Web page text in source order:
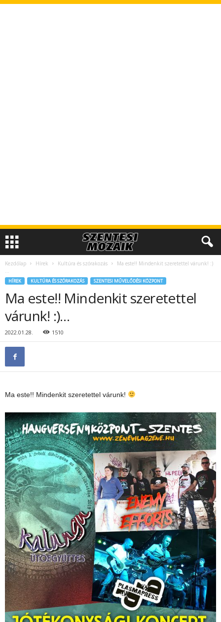
Kezdőlap Hírek Kultúra és szórakozás
Ma este!! Mindenkit szeretettel várunk! :)
…
HÍREK KULTÚRA ÉS SZÓRAKOZÁS SZENTESI MŰVELŐDÉSI KÖZPONT
Ma este!! Mindenkit szeretettel
várunk! :)…
2022.01.28. 1510
Ma este!! Mindenkit szeretettel várunk!